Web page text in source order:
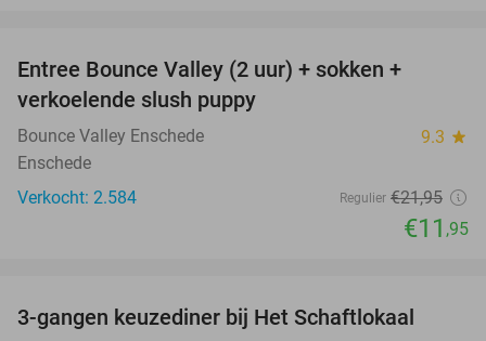
Entree Bounce Valley (2 uur) + sokken +
verkoelende slush puppy
Bounce Valley Enschede 9.3 star
Enschede
Verkocht: 2.584
Regulier €21,95
€11 ,95
3-gangen keuzediner bij Het Schaftlokaal